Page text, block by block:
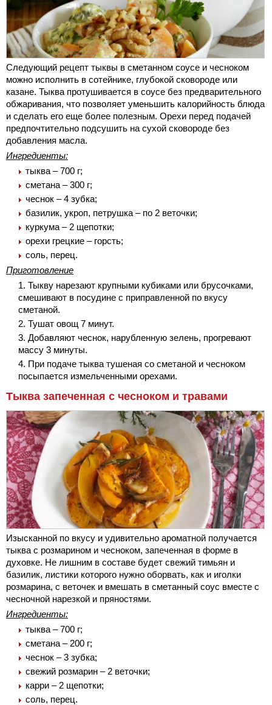
Следующий рецепт тыквы в сметанном соусе и чесноком
можно исполнить в сотейнике, глубокой сковороде или
казане. Тыква протушивается в соусе без предварительного
обжаривания, что позволяет уменьшить калорийность блюда
и сделать его еще более полезным. Орехи перед подачей
предпочтительно подсушить на сухой сковороде без
добавления масла.
Ингредиенты:
тыква – 700 г;
сметана – 300 г;
чеснок – 4 зубка;
базилик, укроп, петрушка – по 2 веточки;
куркума – 2 щепотки;
орехи грецкие – горсть;
соль, перец.
Приготовление
Тыкву нарезают крупными кубиками или брусочками,
смешивают в посудине с приправленной по вкусу
сметаной.
Тушат овощ 7 минут.
Добавляют чеснок, нарубленную зелень, прогревают
массу 3 минуты.
При подаче тыква тушеная со сметаной и чесноком
посыпается измельченными орехами.
Тыква запеченная с чесноком и травами
Изысканной по вкусу и удивительно ароматной получается
тыква с розмарином и чесноком, запеченная в форме в
духовке. Не лишним в составе будет свежий тимьян и
базилик, листики которого нужно оборвать, как и иголки
розмарина, с веточек и вмешать в сметанный соус вместе с
чесночной нарезкой и пряностями.
Ингредиенты:
тыква – 700 г;
сметана – 200 г;
чеснок – 3 зубка;
свежий розмарин – 2 веточки;
карри – 2 щепотки;
соль, перец.